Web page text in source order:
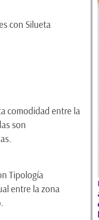
con Silueta
comodidad entre la
son
Tipología
entre la zona